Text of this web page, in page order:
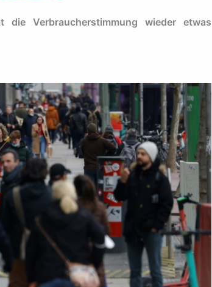
Verbraucherstimmung wieder etwas